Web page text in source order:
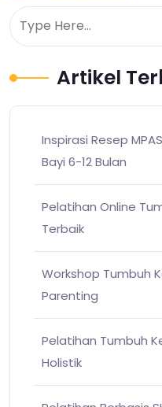
Artikel
Inspirasi Resep
Bayi 6-12 Bulan
Pelatihan Online
Terbaik
Workshop Tumbuh
Parenting
Pelatihan Tumbuh
Holistik